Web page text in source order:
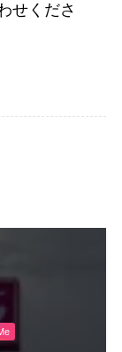
せくださ